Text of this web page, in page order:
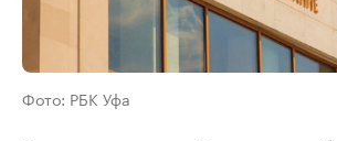
Фото: РБК Уфа